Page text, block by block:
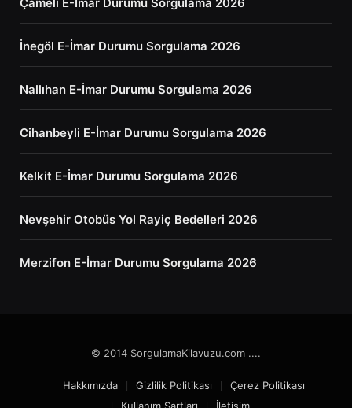
İnegöl E-İmar Durumu Sorgulama 2026
Nallıhan E-İmar Durumu Sorgulama 2026
Cihanbeyli E-İmar Durumu Sorgulama 2026
Kelkit E-İmar Durumu Sorgulama 2026
Nevşehir Otobüs Yol Rayiç Bedelleri 2026
Merzifon E-İmar Durumu Sorgulama 2026
© 2014 SorgulamaKilavuzu.com ....
Hakkımızda Gizlilik Politikası
Çerez Politikası
Kullanım Şartları
İletişim